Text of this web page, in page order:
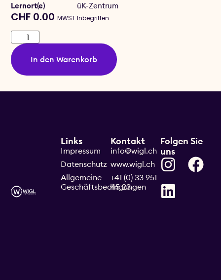
Lernort(e)
üK-Zentrum
CHF 0.00 MWST Inbegriffen
In den Warenkorb
Kontakt
info@wigl.ch
www.wigl.ch
+41 (0) 33 951
45 23
Links
Impressum
Datenschutz
Allgemeine
Geschäftsbedingungen
Folgen Sie
uns